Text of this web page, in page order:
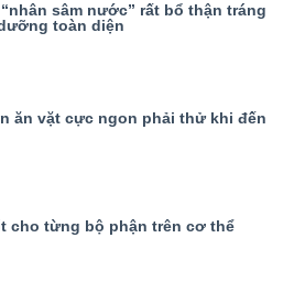
sâm nước” rất bổ thận tráng
toàn diện
ăn vặt cực ngon phải thử khi đến
cho từng bộ phận trên cơ thể